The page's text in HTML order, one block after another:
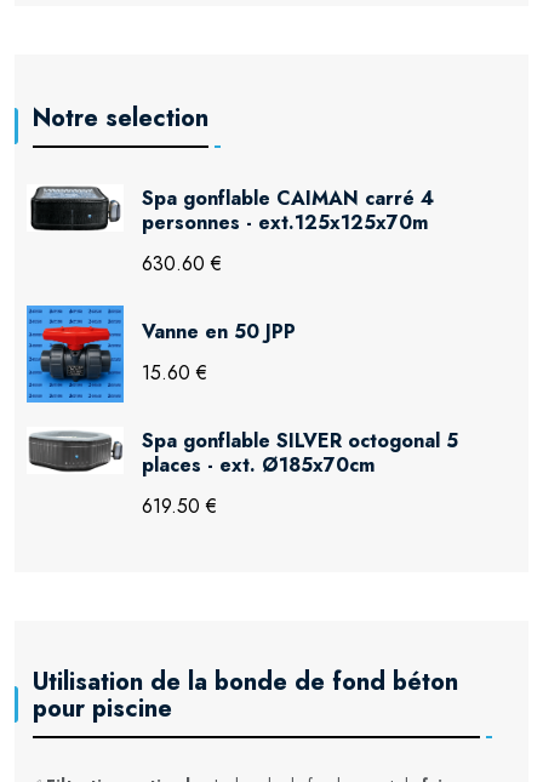
Notre selection
Spa gonflable CAIMAN carré 4
personnes - ext.125x125x70m
630.60 €
Vanne en 50 JPP
15.60 €
Spa gonflable SILVER octogonal 5
places - ext. Ø185x70cm
619.50 €
Utilisation de la bonde de fond béton
pour piscine